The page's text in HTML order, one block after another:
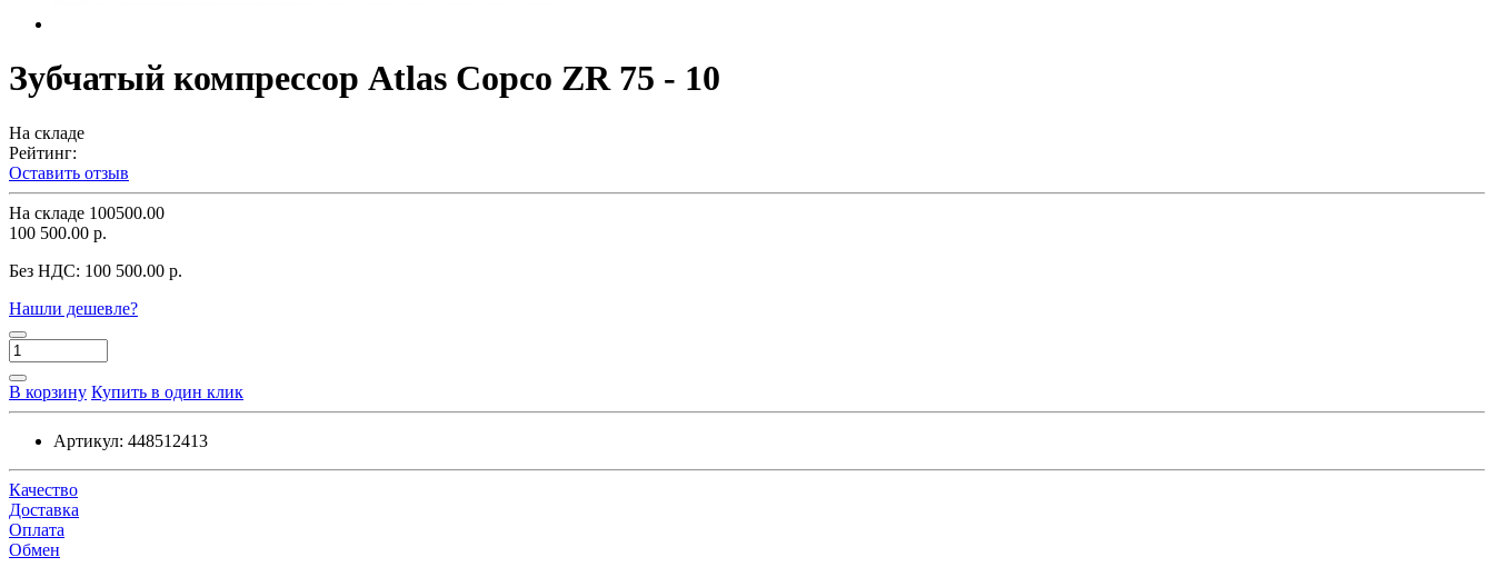
Зубчатый компрессор Atlas Copco ZR 75 - 10
На складе
Рейтинг:
Оставить отзыв
На складе 100500.00
100 500.00 р.
Без НДС: 100 500.00 р.
Нашли дешевле?
В корзину Купить в один клик
Артикул: 448512413
Качество
Доставка
Оплата
Обмен